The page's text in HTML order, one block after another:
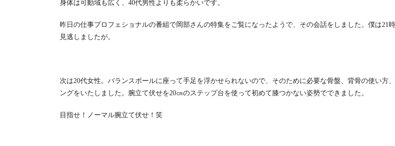
身体は可動域も広く、40代男性よりも柔らかいです。
昨日の仕事プロフェショナルの番組で岡部さんの特集をご覧になったようで、その会話をしました。僕は21
見逃しましたが。
次は20代女性。バランスボールに座って手足を浮かせられないので、そのために必要な骨盤、背骨の使い方
ングをいたしました。腕立て伏せを20㎝のステップ台を使って初めて膝つかない姿勢でできました。
目指せ！ノーマル腕立て伏せ！笑